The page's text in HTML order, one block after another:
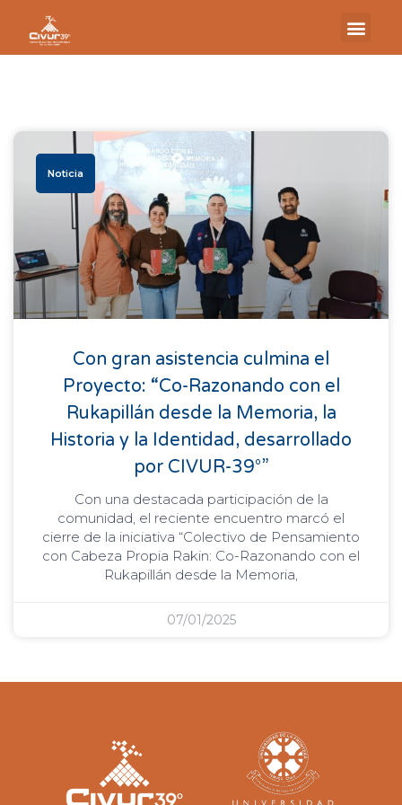
Noticia
Con gran asistencia culmina el
Proyecto: “Co-Razonando con el
Rukapillán desde la Memoria, la
Historia y la Identidad, desarrollado
por CIVUR-39°”
Con una destacada participación de la
comunidad, el reciente encuentro marcó el
cierre de la iniciativa “Colectivo de Pensamiento
con Cabeza Propia Rakin: Co-Razonando con el
Rukapillán desde la Memoria,
07/01/2025